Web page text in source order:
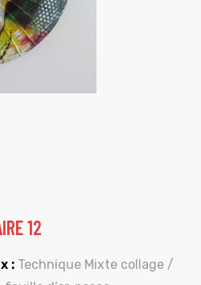
12
: Technique Mixte collage /